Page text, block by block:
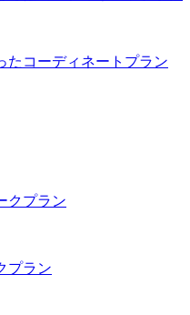
たコーディネートプラン
プラン